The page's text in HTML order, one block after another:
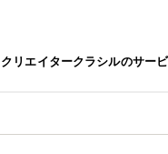
クリエイタークラシルのサー